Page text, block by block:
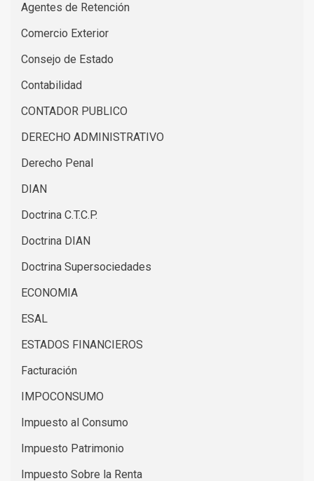
Agentes de Retención
Comercio Exterior
Consejo de Estado
Contabilidad
CONTADOR PUBLICO
DERECHO ADMINISTRATIVO
Derecho Penal
DIAN
Doctrina C.T.C.P.
Doctrina DIAN
Doctrina Supersociedades
ECONOMIA
ESAL
ESTADOS FINANCIEROS
Facturación
IMPOCONSUMO
Impuesto al Consumo
Impuesto Patrimonio
Impuesto Sobre la Renta